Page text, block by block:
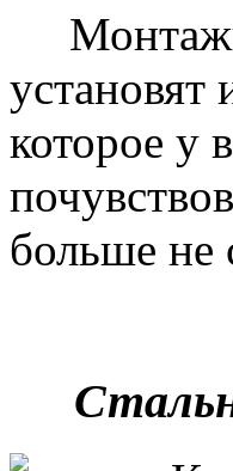
установят
которое у
больше не